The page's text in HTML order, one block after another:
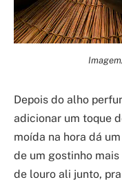
Depois do alho
adicionar um toque
moída na hora dá
de um gostinho
de louro ali junto,